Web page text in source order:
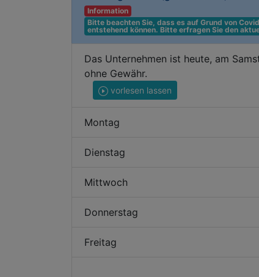
Information
Bitte beachten Sie, dass es auf Grund von
entstehend können. Bitte erfragen Sie den
Das Unternehmen ist heute, am
ohne Gewähr.
vorlesen lassen
Montag
Dienstag
Mittwoch
Donnerstag
Freitag